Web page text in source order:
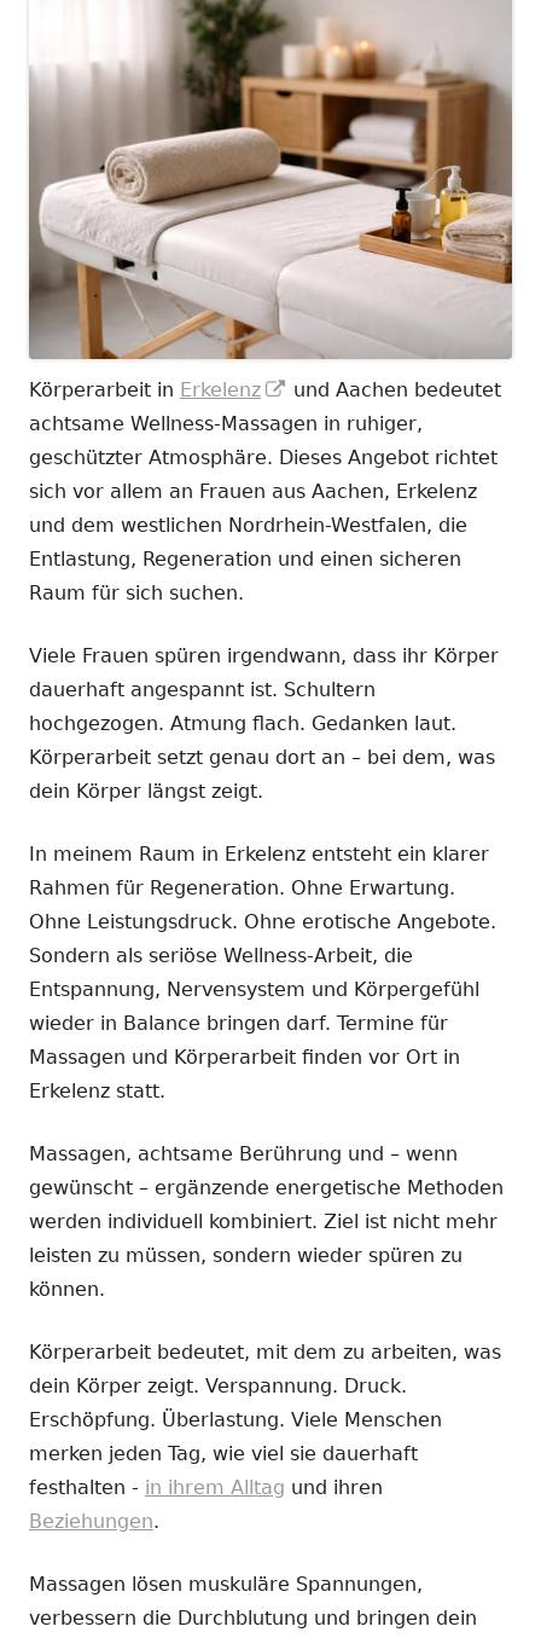
Körperarbeit in Erkelenz
In
neuem
Fenster
öffnen
und Aachen bedeutet
achtsame Wellness-Massagen in ruhiger,
geschützter Atmosphäre. Dieses Angebot richtet
sich vor allem an Frauen aus Aachen, Erkelenz
und dem westlichen Nordrhein-Westfalen, die
Entlastung, Regeneration und einen sicheren
Raum für sich suchen.
Viele Frauen spüren irgendwann, dass ihr Körper
dauerhaft angespannt ist. Schultern
hochgezogen. Atmung flach. Gedanken laut.
Körperarbeit setzt genau dort an – bei dem, was
dein Körper längst zeigt.
In meinem Raum in Erkelenz entsteht ein klarer
Rahmen für Regeneration. Ohne Erwartung.
Ohne Leistungsdruck. Ohne erotische Angebote.
Sondern als seriöse Wellness-Arbeit, die
Entspannung, Nervensystem und Körpergefühl
wieder in Balance bringen darf. Termine für
Massagen und Körperarbeit finden vor Ort in
Erkelenz statt.
Massagen, achtsame Berührung und – wenn
gewünscht – ergänzende energetische Methoden
werden individuell kombiniert. Ziel ist nicht mehr
leisten zu müssen, sondern wieder spüren zu
können.
Körperarbeit bedeutet, mit dem zu arbeiten, was
dein Körper zeigt. Verspannung. Druck.
Erschöpfung. Überlastung. Viele Menschen
merken jeden Tag, wie viel sie dauerhaft
festhalten - in ihrem Alltag und ihren
Beziehungen.
Massagen lösen muskuläre Spannungen,
verbessern die Durchblutung und bringen dein